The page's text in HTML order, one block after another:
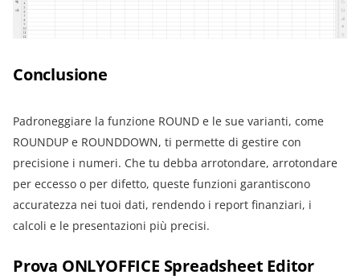
Conclusione
Padroneggiare la funzione ROUND e le sue varianti, come
ROUNDUP e ROUNDDOWN, ti permette di gestire con
precisione i numeri. Che tu debba arrotondare, arrotondare
per eccesso o per difetto, queste funzioni garantiscono
accuratezza nei tuoi dati, rendendo i report finanziari, i
calcoli e le presentazioni più precisi.
Prova ONLYOFFICE Spreadsheet Editor